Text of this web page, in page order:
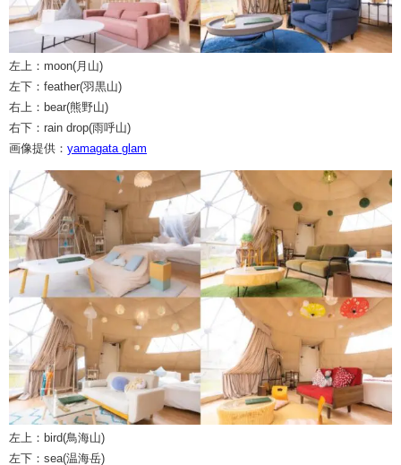
左上：moon(月山)
左下：feather(羽黒山)
右上：bear(熊野山)
右下：rain drop(雨呼山)
画像提供： yamagata glam
左上：bird(鳥海山)
左下：sea(温海岳)